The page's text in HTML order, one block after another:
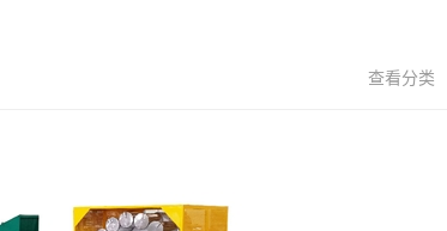
查看分类